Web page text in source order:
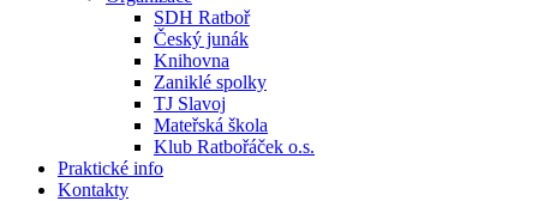
SDH Ratboř
Český junák
Knihovna
Zaniklé spolky
TJ Slavoj
Mateřská škola
Klub Ratbořáček o.s.
Praktické info
Kontakty